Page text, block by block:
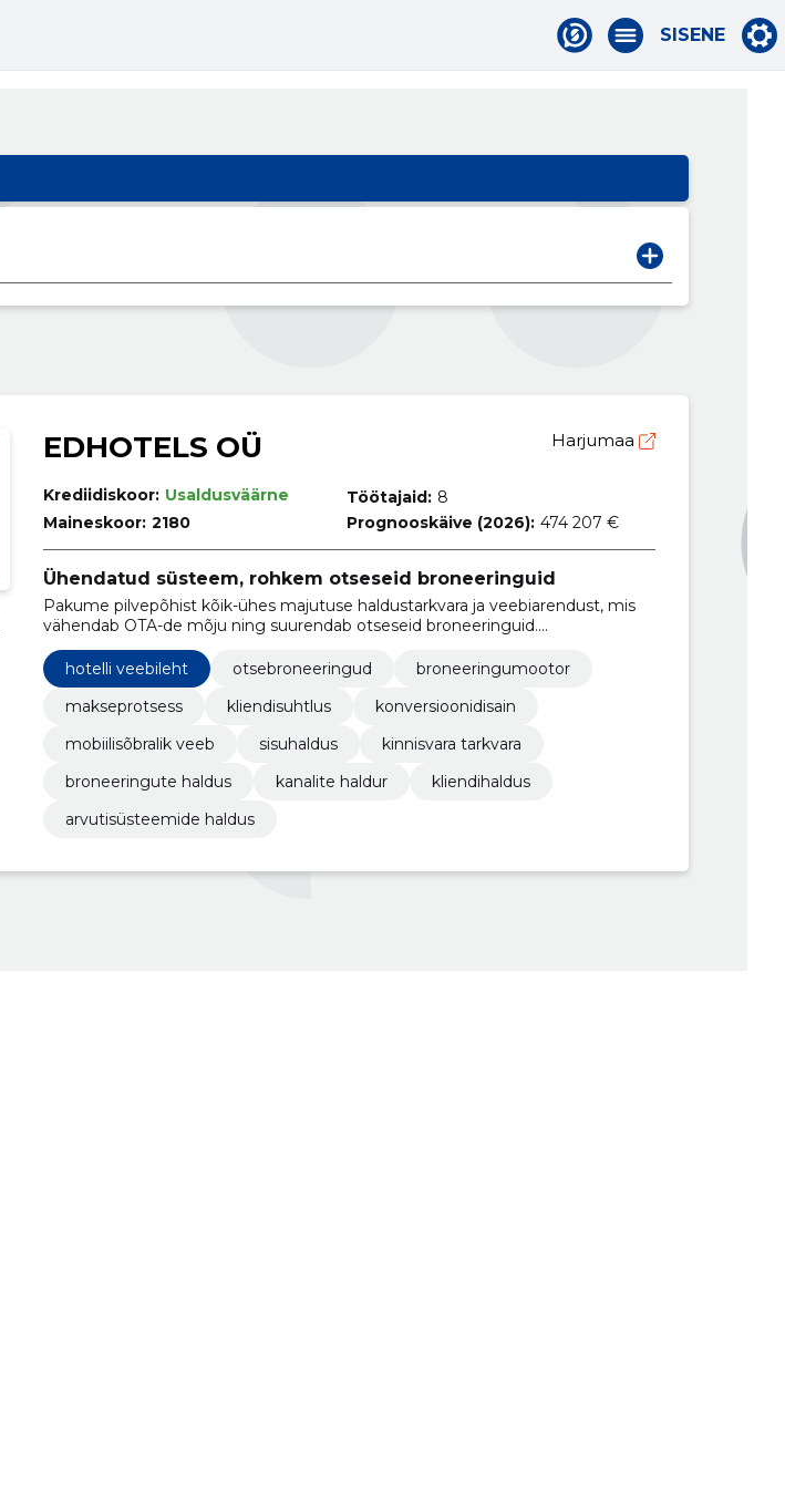
SISENE
EDHOTELS OÜ Harjumaa
Krediidiskoor: Usaldusväärne
Maineskoor: 2180
Töötajaid: 8
Prognooskäive (2026): 474 207 €
Ühendatud süsteem, rohkem otseseid broneeringuid
Pakume pilvepõhist kõik-ühes majutuse haldustarkvara ja veebiarendust, mis
vähendab OTA-de mõju ning suurendab otseseid broneeringuid.
Integratsioonid ja tugi lihtsustavad igapäevaoperatsioone.
hotelli veebileht
otsebroneeringud
broneeringumootor
makseprotsess
kliendisuhtlus
konversioonidisain
mobiilisõbralik veeb
sisuhaldus
kinnisvara tarkvara
broneeringute haldus
kanalite haldur
kliendihaldus
arvutisüsteemide haldus